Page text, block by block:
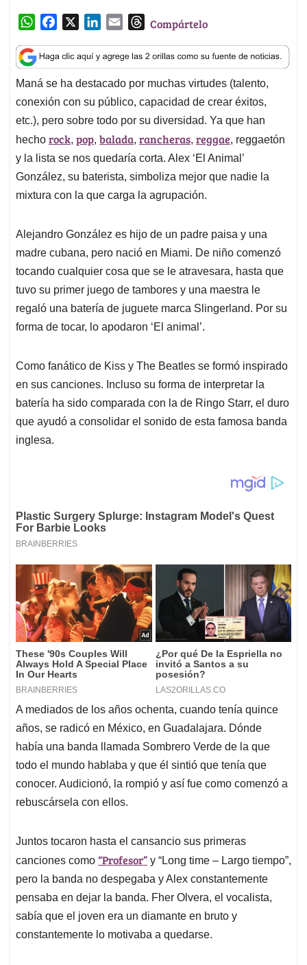
W
a
t
s
A
p
p
c
e
b
o
o
k
n
k
e
d
I
n
a
i
l
T
r
e
a
d
s
Compártelo
Maná se ha destacado por muchas virtudes (talento,
conexión con su público, capacidad de crear éxitos,
etc.), pero sobre todo por su diversidad. Ya que han
hecho rock, pop, balada, rancheras, reggae, reggaetón
y la lista se nos quedaría corta. Alex ‘El Animal’
González, su baterista, simboliza mejor que nadie la
mixtura con la que carga la agrupación.
Alejandro González es hijo de un padre paisa y una
madre cubana, pero nació en Miami. De niño comenzó
tocando cualquier cosa que se le atravesara, hasta que
tuvo su primer juego de tambores y una maestra le
regaló una batería de juguete marca Slingerland. Por su
forma de tocar, lo apodaron ‘El animal’.
Como fanático de Kiss y The Beatles se formó inspirado
en sus canciones. Incluso su forma de interpretar la
batería ha sido comparada con la de Ringo Starr, el duro
que ayudó a consolidar el sonido de esta famosa banda
inglesa.
A mediados de los años ochenta, cuando tenía quince
años, se radicó en México, en Guadalajara. Dónde
había una banda llamada Sombrero Verde de la que
todo el mundo hablaba y que él sintió que tenía que
conocer. Audicionó, la rompió y así fue como comenzó a
rebuscársela con ellos.
Juntos tocaron hasta el cansancio sus primeras
canciones como “Profesor” y “Long time – Largo tiempo”,
pero la banda no despegaba y Alex constantemente
pensaba en dejar la banda. Fher Olvera, el vocalista,
sabía que el joven era un diamante en bruto y
constantemente lo motivaba a quedarse.